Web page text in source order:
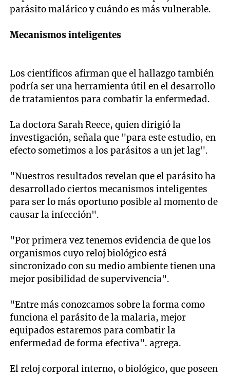
parásito malárico y cuándo es más vulnerable.
Mecanismos inteligentes
Los científicos afirman que el hallazgo también
podría ser una herramienta útil en el desarrollo
de tratamientos para combatir la enfermedad.
La doctora Sarah Reece, quien dirigió la
investigación, señala que "para este estudio, en
efecto sometimos a los parásitos a un jet lag".
"Nuestros resultados revelan que el parásito ha
desarrollado ciertos mecanismos inteligentes
para ser lo más oportuno posible al momento de
causar la infección".
"Por primera vez tenemos evidencia de que los
organismos cuyo reloj biológico está
sincronizado con su medio ambiente tienen una
mejor posibilidad de supervivencia".
"Entre más conozcamos sobre la forma como
funciona el parásito de la malaria, mejor
equipados estaremos para combatir la
enfermedad de forma efectiva". agrega.
El reloj corporal interno, o biológico, que poseen